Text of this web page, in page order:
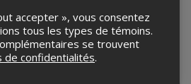
Boucherville
15 octobre 2026, 20h00
Gaspard - Brasserie
accepter », vous consentez
tous les types de témoins.
se trouvent
de confidentialités.